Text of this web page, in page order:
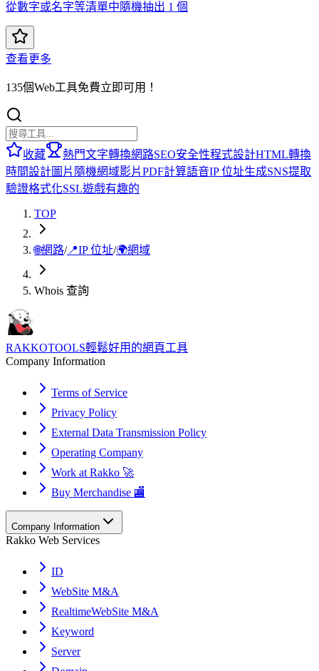
從數字或名字等清單中隨機抽出 1 個
查看更多
135個Web工具免費立即可用！
收藏 熱門文字轉換網路SEO安全性程式設計HTML轉換
時間設計圖片 隨機網域影片PDF計算語音IP 位址生成SNS提取
驗證格式化SSL遊戲有趣的
TOP
🌐網路/📍IP 位址/🌍網域
Whois 查詢
RAKKOTOOLS輕鬆好用的網頁工具
Company Information
Terms of Service
Privacy Policy
External Data Transmission Policy
Operating Company
Work at Rakko 🚀
Buy Merchandise 🏬
Company Information
Rakko Web Services
ID
WebSite M&A
RealtimeWebSite M&A
Keyword
Server